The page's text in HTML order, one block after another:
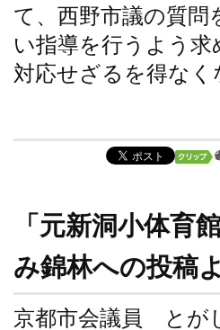
て、西野市議の質
い指導を行うよう
対応せざるを得なく
「元新洞小体育
み錦林への投稿
京都市会議員 とが